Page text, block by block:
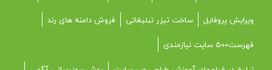
ویرایش پروفایل
ساخت تیزر تبلیغاتی
فروش دامنه های رند
فهرست500 سایت نیازمندی